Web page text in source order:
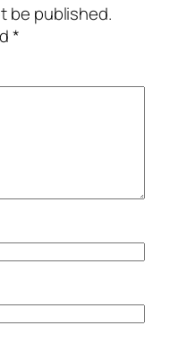
be published.
*